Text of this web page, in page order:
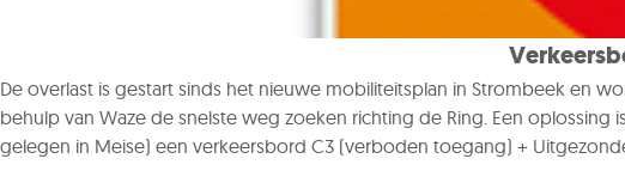
De overlast is gestart sinds het nieuwe mobiliteitsplan in Strombeek en
behulp van Waze de snelste weg zoeken richting de Ring. Een oplossing
gelegen in Meise) een verkeersbord C3 (verboden toegang) +